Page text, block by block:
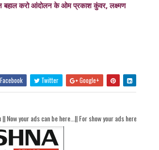
बहाल करो आंदोलन के ओम प्रकाश कुंवर, लक्ष्मण
Facebook Twitter Google+
here...|| For show your ads here contact